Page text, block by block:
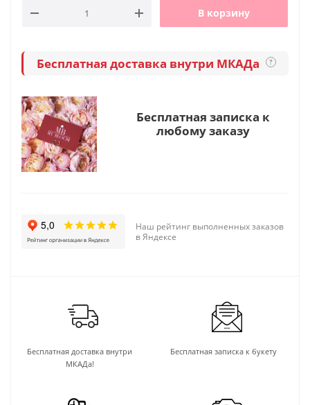
В корзину
Бесплатная доставка внутри МКАДа ?
Бесплатная записка к
любому заказу
Наш рейтинг выполненных заказов
в Яндексе
Бесплатная доставка внутри
МКАДа!
Бесплатная записка к букету